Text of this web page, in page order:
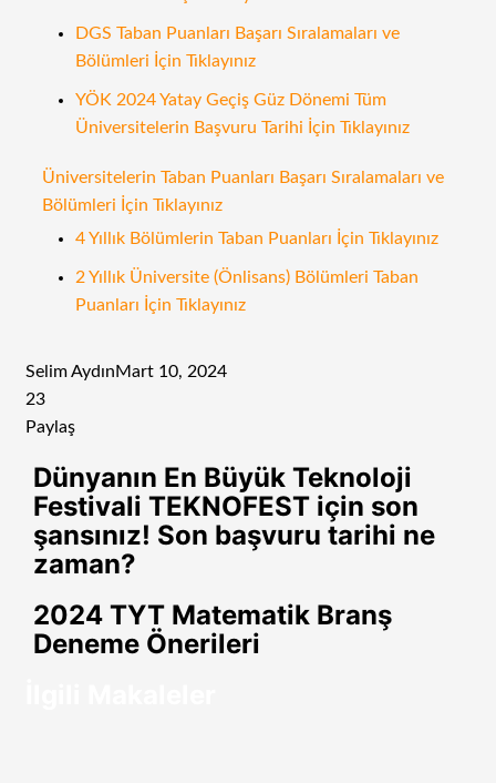
DGS Taban Puanları Başarı Sıralamaları ve
Bölümleri İçin Tıklayınız
YÖK 2024 Yatay Geçiş Güz Dönemi Tüm
Üniversitelerin Başvuru Tarihi İçin Tıklayınız
Üniversitelerin Taban Puanları Başarı Sıralamaları ve
Bölümleri İçin Tıklayınız
4 Yıllık Bölümlerin Taban Puanları İçin Tıklayınız
2 Yıllık Üniversite (Önlisans) Bölümleri Taban
Puanları İçin Tıklayınız
Selim AydınMart 10, 2024
23
Paylaş
Posta
ile
paylaş
Dünyanın En Büyük Teknoloji
Festivali TEKNOFEST için son
şansınız! Son başvuru tarihi ne
zaman?
2024 TYT Matematik Branş
Deneme Önerileri